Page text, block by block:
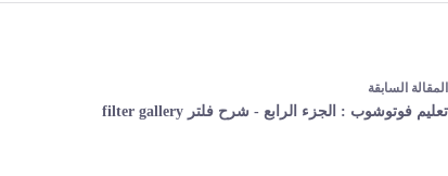
المقالة السابقة
تعليم فوتوشوب : الجزء الرابع - شرح فلتر filter gallery